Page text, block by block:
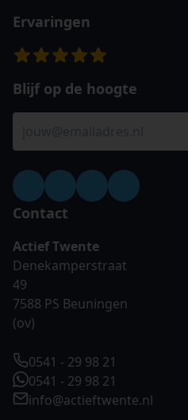
Ervaringen
Blijf op de hoogte
Contact
Actief Twente
Denekamperstraat
49
7588 PS Beuningen
(ov)
0541 - 29 98 21
0541 - 29 98 21
info@actieftwente.nl